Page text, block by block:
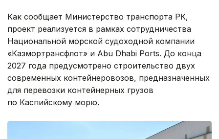
Как сообщает Министерство транспорта РК,
проект реализуется в рамках сотрудничества
Национальной морской судоходной компании
«Казмортрансфлот» и Abu Dhabi Ports. До конца
2027 года предусмотрено строительство двух
современных контейнеровозов, предназначенных
для перевозки контейнерных грузов
по Каспийскому морю.